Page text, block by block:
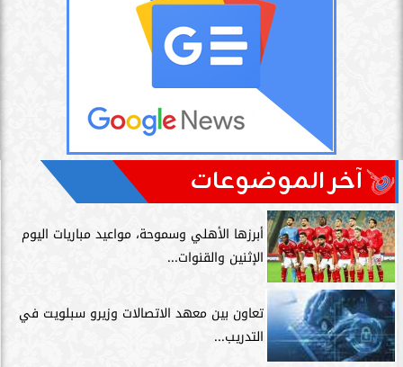
آخر الموضوعات
أبرزها الأهلي وسموحة، مواعيد مباريات اليوم
الإثنين والقنوات...
تعاون بين معهد الاتصالات وزيرو سبلويت في
التدريب...